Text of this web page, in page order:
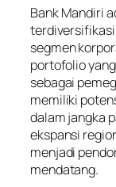
Bank Mandiri
terdiversifikasi
segmen
portofolio
sebagai
memiliki
dalam jangka
ekspansi
menjadi
mendatang.